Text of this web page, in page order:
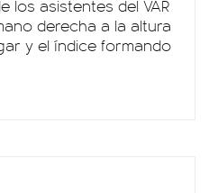
los asistentes del VAR
derecha a la altura
y el índice formando